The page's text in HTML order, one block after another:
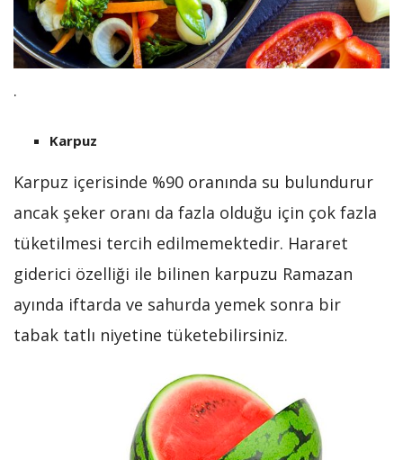
.
Karpuz
Karpuz içerisinde %90 oranında su bulundurur
ancak şeker oranı da fazla olduğu için çok fazla
tüketilmesi tercih edilmemektedir. Hararet
giderici özelliği ile bilinen karpuzu Ramazan
ayında iftarda ve sahurda yemek sonra bir
tabak tatlı niyetine tüketebilirsiniz.